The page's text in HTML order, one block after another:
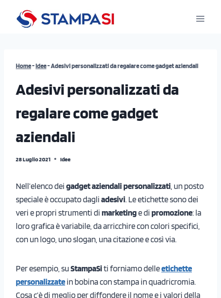
Home-Idee-Adesivi personalizzati da regalare come gadget aziendali
Adesivi personalizzati da
regalare come gadget
aziendali
28 Luglio 2021 Idee
Nell’elenco dei gadget aziendali personalizzati , un posto
speciale è occupato dagli adesivi. Le etichette sono dei
veri e propri strumenti di marketinge di promozione: la
loro grafica è variabile, da arricchire con colori specifici,
con un logo, uno slogan, una citazione e così via.
Per esempio, su StampaSiti forniamo delleetichette
personalizzate in bobina con stampa in quadricromia.
Cosa c’è di meglio per diffondere il nome e i valori della